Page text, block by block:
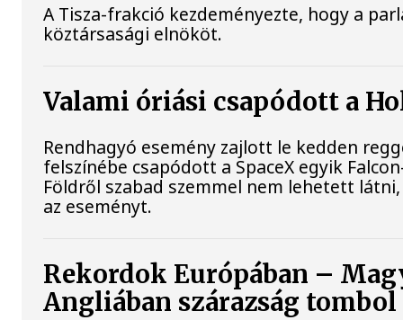
A Tisza-frakció kezdeményezte, hogy a
köztársasági elnököt.
Valami óriási csapódott a
Rendhagyó esemény zajlott le kedden
felszínébe csapódott a SpaceX egyik
Földről szabad szemmel nem lehetett
az eseményt.
Rekordok Európában –
Angliában szárazság tombol